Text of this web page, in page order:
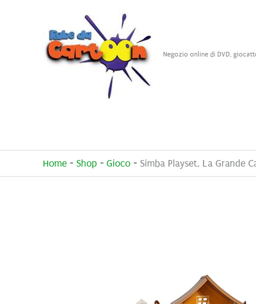
Negozio online di DVD,
Home - Shop - Gioco - Simba Playset, La Grande